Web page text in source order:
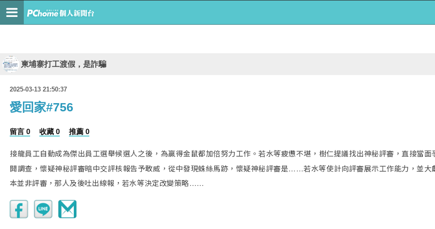
柬埔寨打工渡假，是詐騙
2025-03-13 21:50:37
愛回家#756
留言 0 收藏 0 推薦 0
接龍員工自動成為傑出員工選舉候選人之後，為贏得金鼠都加倍努力工作。若水等疲憊不堪，樹仁提議找出神秘評審，直接當
開調查，懷疑神秘評審暗中交評核報告予敢威，從中發現蛛絲馬跡，懷疑神秘評審是……若水等使計向評審展示工作能力，並
本並非評審，那人及後吐出線報，若水等決定改變策略……